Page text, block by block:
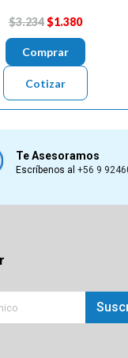
$3.234$1.380
Comprar
Cotizar
Te Asesoramos
Escríbenos al+56 9